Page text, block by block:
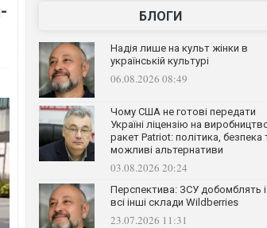
БЛОГИ
Надія лише на культ жінки в
українській культурі
06.08.2026 08:49
Чому США не готові передати
Україні ліцензію на
ракет Patriot: політика, безпека
можливі альтернативи
03.08.2026 20:24
Перспектива: ЗСУ добомблять і
всі інші склади Wildberries
23.07.2026 11:31